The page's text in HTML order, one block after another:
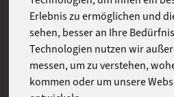
Erlebnis zu ermöglichen und
sehen, besser an Ihre
Technologien nutzen wir
messen, um zu verstehen,
kommen oder um unsere